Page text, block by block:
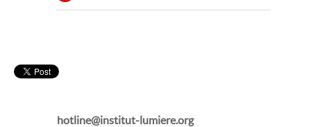
hotline@institut-lumiere.org